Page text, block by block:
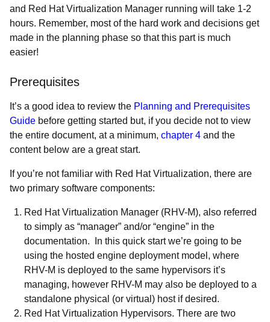
and Red Hat Virtualization Manager running will take 1-2
hours. Remember, most of the hard work and decisions get
made in the planning phase so that this part is much
easier!
Prerequisites
It’s a good idea to review the Planning and Prerequisites
Guide before getting started but, if you decide not to view
the entire document, at a minimum, chapter 4 and the
content below are a great start.
If you’re not familiar with Red Hat Virtualization, there are
two primary software components:
Red Hat Virtualization Manager (RHV-M), also referred
to simply as “manager” and/or “engine” in the
documentation. In this quick start we’re going to be
using the hosted engine deployment model, where
RHV-M is deployed to the same hypervisors it’s
managing, however RHV-M may also be deployed to a
standalone physical (or virtual) host if desired.
Red Hat Virtualization Hypervisors. There are two